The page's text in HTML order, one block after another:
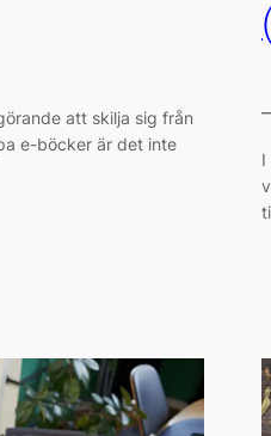
att skilja sig från
e-böcker är det inte
I